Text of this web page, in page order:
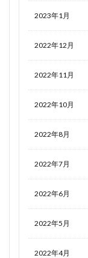
2023年1月
2022年12月
2022年11月
2022年10月
2022年8月
2022年7月
2022年6月
2022年5月
2022年4月